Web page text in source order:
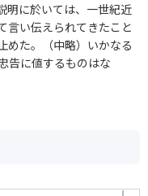
明に於いては、一世紀近
言い伝えられてきたこと
めた。（中略）いかなる
告に値するものはな